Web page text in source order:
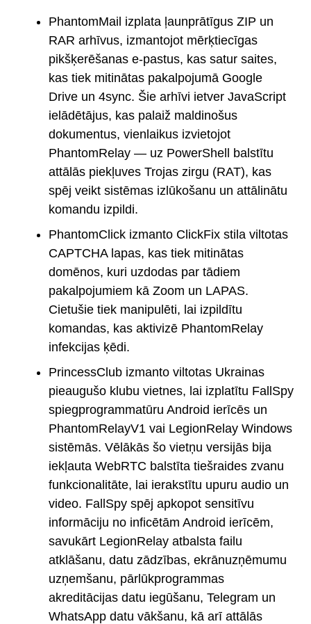
PhantomMail izplata ļaunprātīgus ZIP un
RAR arhīvus, izmantojot mērķtiecīgas
pikšķerēšanas e-pastus, kas satur saites,
kas tiek mitinātas pakalpojumā Google
Drive un 4sync. Šie arhīvi ietver JavaScript
ielādētājus, kas palaiž maldinošus
dokumentus, vienlaikus izvietojot
PhantomRelay — uz PowerShell balstītu
attālās piekļuves Trojas zirgu (RAT), kas
spēj veikt sistēmas izlūkošanu un attālinātu
komandu izpildi.
PhantomClick izmanto ClickFix stila viltotas
CAPTCHA lapas, kas tiek mitinātas
domēnos, kuri uzdodas par tādiem
pakalpojumiem kā Zoom un LAPAS.
Cietušie tiek manipulēti, lai izpildītu
komandas, kas aktivizē PhantomRelay
infekcijas ķēdi.
PrincessClub izmanto viltotas Ukrainas
pieaugušo klubu vietnes, lai izplatītu FallSpy
spiegprogrammatūru Android ierīcēs un
PhantomRelayV1 vai LegionRelay Windows
sistēmās. Vēlākās šo vietņu versijās bija
iekļauta WebRTC balstīta tiešraides zvanu
funkcionalitāte, lai ierakstītu upuru audio un
video. FallSpy spēj apkopot sensitīvu
informāciju no inficētām Android ierīcēm,
savukārt LegionRelay atbalsta failu
atklāšanu, datu zādzības, ekrānuzņēmumu
uzņemšanu, pārlūkprogrammas
akreditācijas datu iegūšanu, Telegram un
WhatsApp datu vākšanu, kā arī attālās